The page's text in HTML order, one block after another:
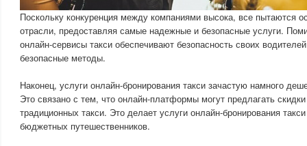
Поскольку конкуренция между компаниями высока, все пытаются
отрасли, предоставляя самые надежные и безопасные услуги.
онлайн-сервисы такси обеспечивают безопасность своих
безопасные методы.
Наконец, услуги онлайн-бронирования такси зачастую намного
Это связано с тем, что онлайн-платформы могут предлагать
традиционных такси. Это делает услуги онлайн-бронирования
бюджетных путешественников.